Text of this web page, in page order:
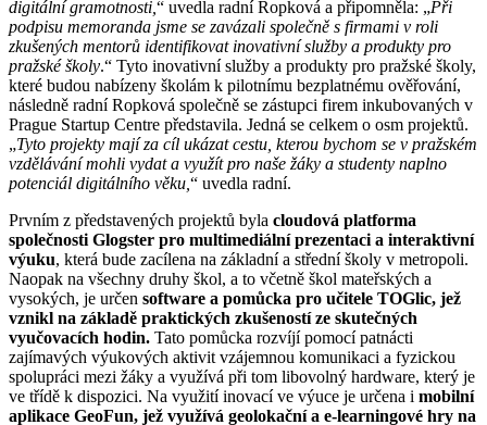
digitální gramotnosti,“ uvedla radní Ropková a připomněla: „Při
podpisu memoranda jsme se zavázali společně s firmami v roli
zkušených mentorů identifikovat inovativní služby a produkty pro
pražské školy.“ Tyto inovativní služby a produkty pro pražské školy,
které budou nabízeny školám k pilotnímu bezplatnému ověřování,
následně radní Ropková společně se zástupci firem inkubovaných v
Prague Startup Centre představila. Jedná se celkem o osm projektů.
„Tyto projekty mají za cíl ukázat cestu, kterou bychom se v pražském
vzdělávání mohli vydat a využít pro naše žáky a studenty naplno
potenciál digitálního věku,“ uvedla radní.
Prvním z představených projektů byla cloudová platforma
společnosti Glogster pro multimediální prezentaci a interaktivní
výuku, která bude zacílena na základní a střední školy v metropoli.
Naopak na všechny druhy škol, a to včetně škol mateřských a
vysokých, je určen software a pomůcka pro učitele TOGlic, jež
vznikl na základě praktických zkušeností ze skutečných
vyučovacích hodin. Tato pomůcka rozvíjí pomocí patnácti
zajímavých výukových aktivit vzájemnou komunikaci a fyzickou
spolupráci mezi žáky a využívá při tom libovolný hardware, který je
ve třídě k dispozici. Na využití inovací ve výuce je určena i mobilní
aplikace GeoFun, jež využívá geolokační a e-learningové hry na